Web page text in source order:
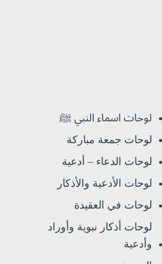
لوحات اسماء النبي ﷺ
لوحات جمعة مباركة
لوحات الدعاء – أدعية
لوحات الأدعية والأذكار
لوحات في العقيدة
لوحات أذكار نبوية وأوراد
وأدعية